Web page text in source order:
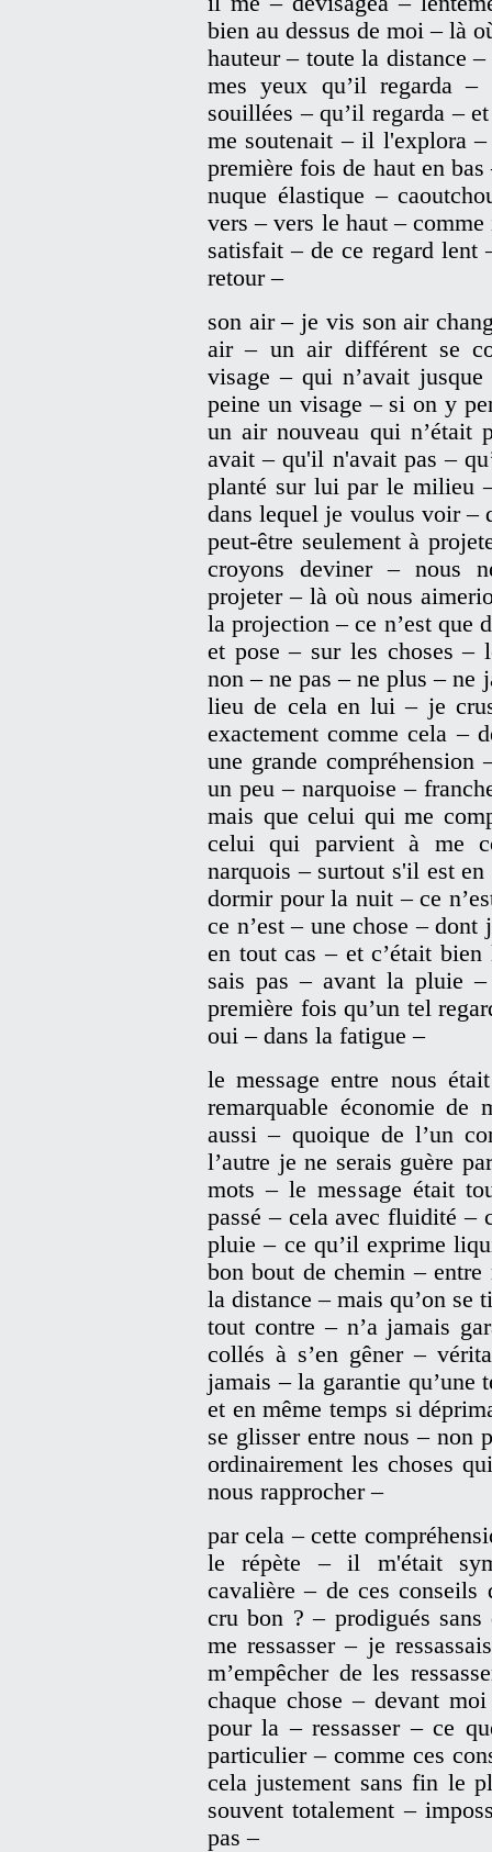
bien au dessus de moi – là
hauteur – toute la distance
mes yeux qu’il regarda –
souillées – qu’il regarda –
me soutenait – il l'explora
première fois de haut en
nuque élastique –
vers – vers le haut –
satisfait – de ce regard lent
retour –
son air – je vis son air
air – un air différent se
visage – qui n’avait
peine un visage – si on y
un air nouveau qui n’était
avait – qu'il n'avait pas –
planté sur lui par le milieu
dans lequel je voulus voir –
peut-être seulement à
croyons deviner – nous
projeter – là où nous
la projection – ce n’est que
et pose – sur les choses –
non – ne pas – ne plus – ne
lieu de cela en lui – je
exactement comme cela –
une grande compréhension
un peu – narquoise –
mais que celui qui me
celui qui parvient à me
narquois – surtout s'il est
dormir pour la nuit – ce
ce n’est – une chose –
en tout cas – et c’était
sais pas – avant la pluie
première fois qu’un tel
oui – dans la fatigue –
le message entre nous
remarquable économie
aussi – quoique de l’un
l’autre je ne serais guère
mots – le message était
passé – cela avec fluidité –
pluie – ce qu’il exprime
bon bout de chemin –
la distance – mais qu’on se
tout contre – n’a jamais
collés à s’en gêner –
jamais – la garantie qu’une
et en même temps si
se glisser entre nous – non
ordinairement les choses
nous rapprocher –
par cela – cette
le répète – il m'était
cavalière – de ces
cru bon ? – prodigués
me ressasser – je
m’empêcher de les
chaque chose – devant
pour la – ressasser – ce
particulier – comme ces
cela justement sans fin le
souvent totalement –
pas –